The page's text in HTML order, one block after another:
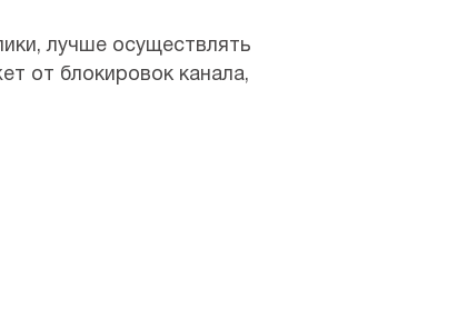
лучше осуществлять
от блокировок канала,